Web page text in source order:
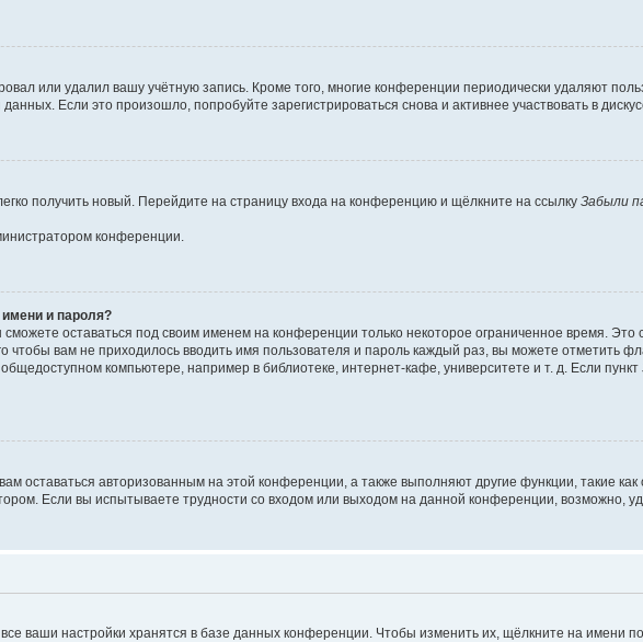
или удалил вашу учётную запись. Кроме того, многие конференции периодически удаляют
Если это произошло, попробуйте зарегистрироваться снова и активнее участвовать в
получить новый. Перейдите на страницу входа на конференцию и щёлкните на ссылку Забыли
конференции.
и пароля?
сможете оставаться под своим именем на конференции только некоторое ограниченное время. Это
чтобы вам не приходилось вводить имя пользователя и пароль каждый раз, вы можете отметить
компьютере, например в библиотеке, интернет-кафе, университете и т. д. Если пункт
оставаться авторизованным на этой конференции, а также выполняют другие функции, такие
Если вы испытываете трудности со входом или выходом на данной конференции, возможно,
ваши настройки хранятся в базе данных конференции. Чтобы изменить их, щёлкните на имени